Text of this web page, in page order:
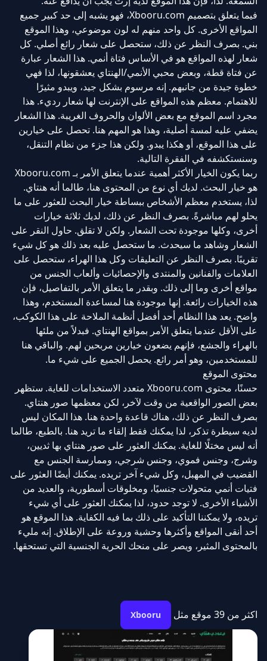
فيما يتعلق بتصميم Xbooru.com، فهو يشبه إلى حد كبير جميع
المواقع الأخرى. كل واحد منهم له لون موضوعي، وهذا الموقع
بني. بصرف النظر عن ذلك، ستحصل على شعار رائع أصلي. كل
شعار لهذه المواقع هو في الأساس فتاة أنمي. هذا الشعار عبارة
عن فتاة قطة، وبعض محبي الأنمي/الهنتاي يعشقونها، لذا فهي
خطوة جيدة من جانبهم. إنه مرسوم بشكل جيد، ويبدو مثيرًا
للاهتمام. معظم هذه المواقع على الإنترنت لها شعار رديء. هذا
مجرد اسم الموقع مع بعض الألوان والحروف الغريبة. هذا الشعار
يضفي عليه لمسة أصلية، وهذا هو المهم هنا. تحصل على خيارين
على هذا الموقع، أو هكذا يبدو. ولكن هذا جزء من نظام التنقل،
وسنستكشفه في الفقرة التالية.
ربما يكون الخيار الأكثر أهمية عندما يتعلق الأمر بـ Xbooru.com
هو خيار البحث. لديك أي نوع من المحتوى هنا، طالما أنه هنتاي.
لذا، يستخدم معظم الأشخاص ببساطة خيار البحث للعثور على ما
يحلو لهم مباشرةً. بصرف النظر عن ذلك، لديك ثلاثة خيارات
أخرى، وكلها موجودة تحت الشعار. ولكن لا تقلق. حاول النقر على
الشعار وشاهد ما سيحدث. ما ستحصل عليه بعد ذلك هو كل شيء
تقريبًا. بصرف النظر عن التعليقات وكل هذا الهراء، ستحصل على
العلامات والفنانين والمنتدى والإحصائيات وألعاب الجنس من
مواقع أخرى وما إلى ذلك. وبقدر ما يتعلق الأمر بالتفاصيل، فإن
هذه الخيارات رائعة. إنها موجودة هنا لمساعدة المستخدم، وهذا
واضح. يعد هذا النظام أحد أفضل أنظمة الملاحة على هذا الكوكب،
على الأقل عندما يتعلق الأمر بمواقع الهنتاي. فبدلاً من ملئها
بالهراء والجشع، فإنهم يضعون خيارين مربحين لهم. والباقي هنا
للمستخدمين، وهو أمر رائع. يحصل الجميع على شيء ما.
محتوى الموقع
حسنًا، محتوى Xbooru.com متعدد الاستخدامات للغاية. ستظهر
بعض الصور الواقعية من وقت لآخر، لكن معظمها صور هنتاي.
بصرف النظر عن ذلك، هناك قاعدة واحدة هنا. هذا المكان ليس
لديه سيطرة تذكر، لذا يمكنك فقط إلقاء ما تريد هنا. بالطبع، طالما
أنه ليس مختلًا للغاية. يمكنك العثور على صور هنتاي بها ثديين،
وشرج، وجنس فموي، وجنس شرجي، وممارسة الجنس مع
القضيب في المهبل، وكل شيء آخر تريده. يمكنك أيضًا العثور على
فتيات أنمي متحولات جنسيًا، ومخلوقات أسطورية، والعديد من
الأشياء الأخرى. لا توجد حدود، لذا يمكنك العثور على أي شيء
تريده، ولا يمكننا التأكيد على ذلك بما فيه الكفاية. هذا الموقع هو
أحد أنقى المواقع وأكثرها وحشية وروعة على الإطلاق. إنه مليء
بالمحتوى المثير، ويصر على منحك الحرية الجنسية التي تستحقها.
اكثر من 39 موقع مثل Xbooru